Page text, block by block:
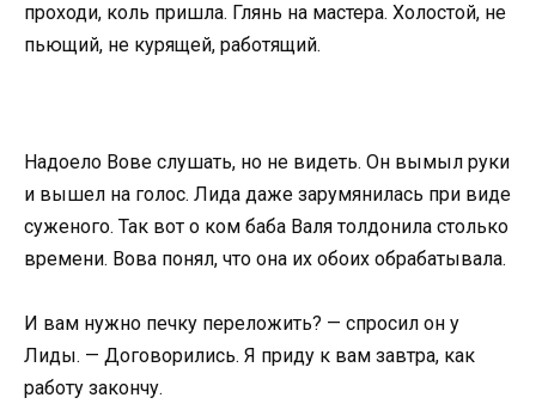
проходи, коль пришла. Глянь на мастера. Холостой, не
пьющий, не курящей, работящий.
Надоело Вове слушать, но не видеть. Он вымыл руки
и вышел на голос. Лида даже зарумянилась при виде
суженого. Так вот о ком баба Валя толдонила столько
времени. Вова понял, что она их обоих обрабатывала.
И вам нужно печку переложить? — спросил он у
Лиды. — Договорились. Я приду к вам завтра, как
работу закончу.